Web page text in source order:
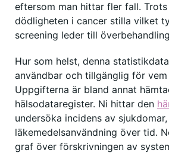
eftersom man hittar fler fall.
dödligheten i cancer stilla vilket
screening leder till överbehandling
Hur som helst, denna
användbar och tillgänglig för vem
Uppgifterna är bland annat
hälsodataregister. Ni hittar den
undersöka incidens av
läkemedelsanvändning över tid.
graf över förskrivningen av